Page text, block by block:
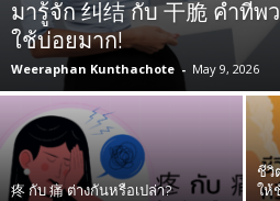
มารู้จัก 纠结 กับ 干脆 คำที่พ
ใช้บ่อยมาก!
Weeraphan Kunthachote - May 9, 2026
疼 กับ 痛 ต่างกันหรือเปล่า?
ชีวิ
ให้